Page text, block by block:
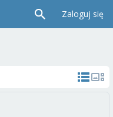
Zaloguj się